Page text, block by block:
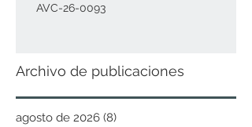
AVC-26-0093
Archivo de publicaciones
agosto de 2026 (8)